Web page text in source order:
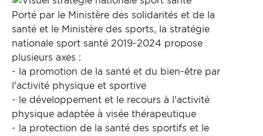
Porté par le Ministère des solidarités et de la
santé et le Ministère des sports, la stratégie
nationale sport santé 2019-2024 propose
plusieurs axes :
- la promotion de la santé et du bien-être par
l'activité physique et sportive
- le développement et le recours à l'activité
physique adaptée à visée thérapeutique
- la protection de la santé des sportifs et le